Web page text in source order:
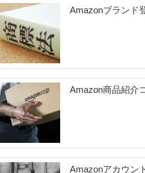
Amazonブランド
Amazon商品紹介
Amazonアカウン